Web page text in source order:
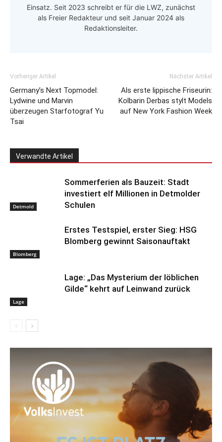
Einsatz. Seit 2023 schreibt er für die LWZ, zunächst
als Freier Redakteur und seit Januar 2024 als
Redaktionsleiter.
Vorheriger Artikel
Germany’s Next Topmodel:
Lydwine und Marvin
überzeugen Starfotograf Yu
Tsai
Nächster Artikel
Als erste lippische Friseurin:
Kolbarin Derbas stylt Models
auf New York Fashion Week
Verwandte Artikel
Detmold
Sommerferien als Bauzeit: Stadt
investiert elf Millionen in Detmolder
Schulen
Blomberg
Erstes Testspiel, erster Sieg: HSG
Blomberg gewinnt Saisonauftakt
Lage
Lage: „Das Mysterium der löblichen
Gilde“ kehrt auf Leinwand zurück